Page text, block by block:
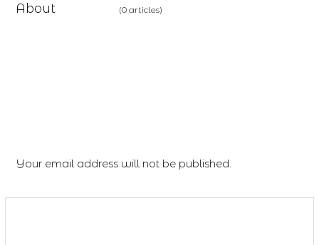
About (0 articles)
Your email address will not be published.